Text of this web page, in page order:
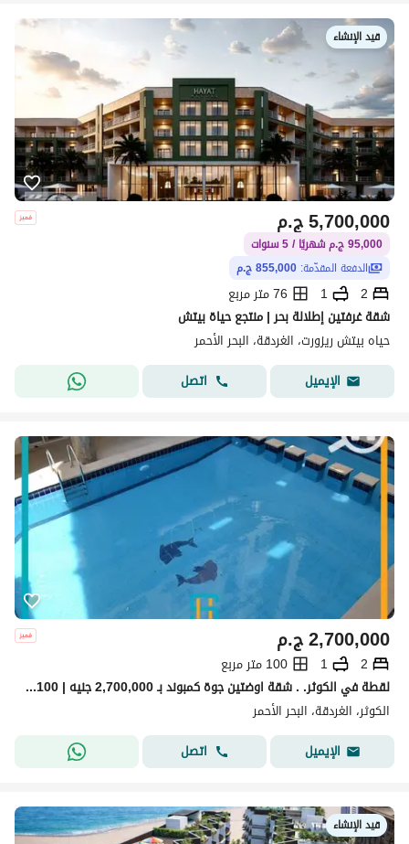
قيد الإنشاء
ج.م5,700,000
95,000 ج.م شهريًا / 5 سنوات
الدفعة المقدّمة: 855,000 ج.م
2
1
76 متر مربع
شقة غرفتين إطلالة بحر | منتجع حياة بيتش
حياه بيتش ريزورت، الغردقة، البحر الأحمر
الإيميل
اتصل
ج.م2,700,000
2
1
100 متر مربع
لقطة في الكوثر. . شقة اوضتين جوة كمبوند بـ 2,700,000 جنيه | 100 متر وفيو حمام سباحة
الكوثر، الغردقة، البحر الأحمر
الإيميل
اتصل
قيد الإنشاء